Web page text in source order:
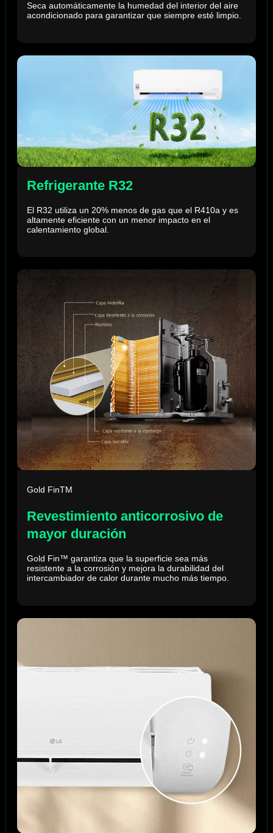
Seca automáticamente la humedad del interior del aire
acondicionado para garantizar que siempre esté limpio.
Refrigerante R32
El R32 utiliza un 20% menos de gas que el R410a y es
altamente eficiente con un menor impacto en el
calentamiento global.
Gold FinTM
Revestimiento anticorrosivo de
mayor duración
Gold Fin™ garantiza que la superficie sea más
resistente a la corrosión y mejora la durabilidad del
intercambiador de calor durante mucho más tiempo.